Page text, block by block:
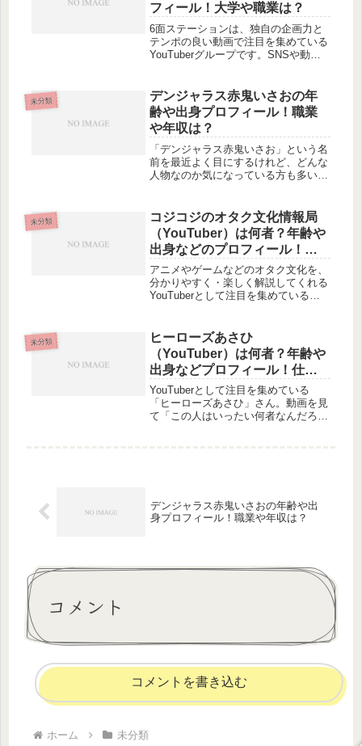
フィール！大学や職業は？
6面ステーションは、独自の企画力と
テンポの良い動画で注目を集めている
YouTuberグループです。SNSや動画
い」「普段はどんな仕事をしている
の？」といった声も多く見られま...
未分類
デンジャラス赤鬼いさおの年
齢や出身プロフィール！職業
や年収は？
「デンジャラス赤鬼いさお」という名
前を最近よく目にするけれど、どんな
人物なのか気になっている方も多いの
や年収についても注目が集まっていま
す。さらに、なぜここまで人気を集め
て...
未分類
コジコジのオタク文化情報局
（YouTuber）は何者？年齢や
出身などのプロフィール！仕
事や年収は？
アニメやゲームなどのオタク文化を、
分かりやすく・楽しく解説してくれる
YouTuberとして注目を集めている
の？」「年齢や出身は？」「普段は何
の仕事をしているの？」といったプ...
未分類
ヒーローズあさひ
（YouTuber）は何者？年齢や
出身などプロフィール！仕事
や年収は？
YouTuberとして注目を集めている
「ヒーローズあさひ」さん。動画を見
て「この人はいったい何者なんだろ
デンジャラス赤鬼いさおの年齢や出
身プロフィール！職業や年収は？
コメント
コメントを書き込む
ホーム 未分類